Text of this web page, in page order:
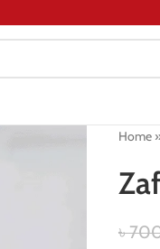
Home
৳